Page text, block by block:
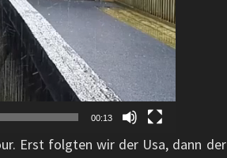
00:13
Erst folgten wir der Usa, dann der